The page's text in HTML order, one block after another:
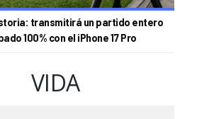
transmitirá un partido entero
100% con el iPhone 17 Pro
VIDA